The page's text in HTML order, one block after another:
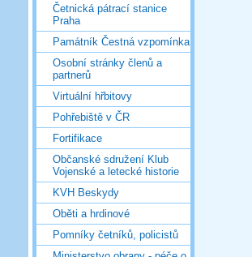
Četnická pátrací stanice
Praha
Památník Čestná vzpomínka
Osobní stránky členů a
partnerů
Virtuální hřbitovy
Pohřebiště v ČR
Fortifikace
Občanské sdružení Klub
Vojenské a letecké historie
KVH Beskydy
Oběti a hrdinové
Pomníky četníků, policistů